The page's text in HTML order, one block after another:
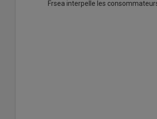
Frsea interpelle les